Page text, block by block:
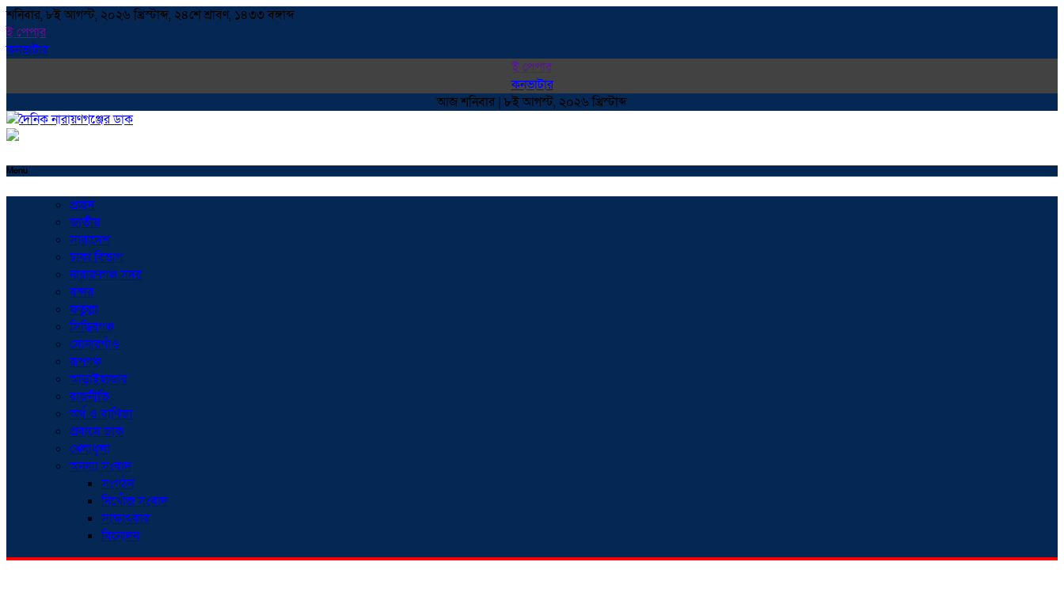
শনিবার, ৮ই আগস্ট, ২০২৬ খ্রিস্টাব্দ, ২৪শে শ্রাবণ, ১৪৩৩ বঙ্গাব্দ
ই পেপার
কনভাটার
ই পেপার
কনভাটার
আজ শনিবার | ৮ই আগস্ট, ২০২৬ খ্রিস্টাব্দ
Menu
প্রচ্ছদ
জাতীয়
সারাদেশ
ঢাকা বিভাগ
নারায়ণগঞ্জ সদর
বন্দর
ফতুল্লা
সিদ্ধিরগঞ্জ
সোনারগাঁও
রূপগঞ্জ
আড়াইহাজার
রাজনীতি
অর্থ ও বাণিজ্য
প্রবাসে ডাক
খেলাধুলা
অনন্যা সংবাদ
সংগঠন
নিখোঁজ সংবাদ
সাক্ষাৎকার
বিনোদন